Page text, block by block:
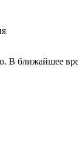
В ближайшее